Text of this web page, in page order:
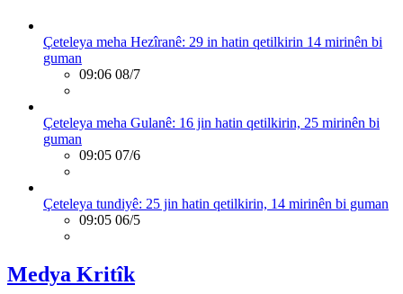
Çeteleya meha Hezîranê: 29 in hatin qetilkirin 14 mirinên bi
guman
09:06 08/7
Çeteleya meha Gulanê: 16 jin hatin qetilkirin, 25 mirinên bi
guman
09:05 07/6
Çeteleya tundiyê: 25 jin hatin qetilkirin, 14 mirinên bi guman
09:05 06/5
Medya Kritîk